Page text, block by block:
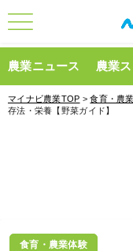
農業ニュース 農業
マイナビ農業TOP >食育・農
存法・栄養【野菜ガイド】
食育・農業体験